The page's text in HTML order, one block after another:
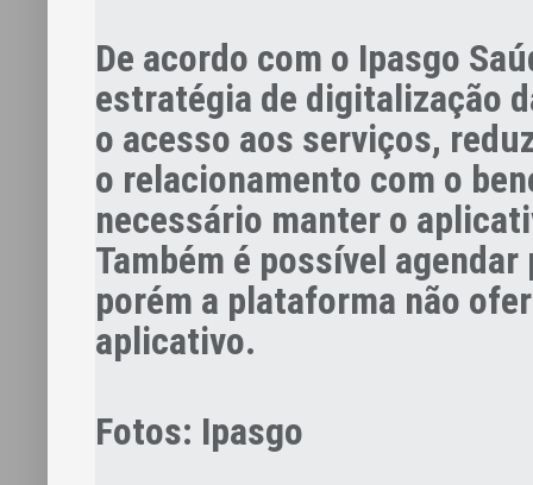
De acordo com o Ipasgo
estratégia de digitalização
o acesso aos serviços,
o relacionamento com o
necessário manter o
Também é possível
porém a plataforma não
aplicativo.
Fotos: Ipasgo